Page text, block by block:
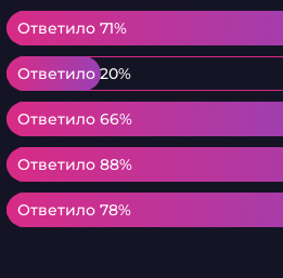
Ответило 71%
Ответило 71%
Ответило 20%
Ответило 20%
Ответило 66%
Ответило 66%
Ответило 88%
Ответило 88%
Ответило 78%
Ответило 78%